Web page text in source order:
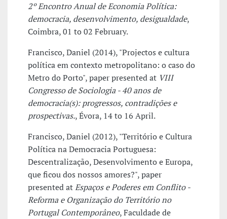
2º Encontro Anual de Economia Política:
democracia, desenvolvimento, desigualdade,
Coimbra, 01 to 02 February.
Francisco, Daniel (2014), "Projectos e cultura
política em contexto metropolitano: o caso do
Metro do Porto", paper presented at VIII
Congresso de Sociologia - 40 anos de
democracia(s): progressos, contradições e
prospectivas., Évora, 14 to 16 April.
Francisco, Daniel (2012), "Território e Cultura
Política na Democracia Portuguesa:
Descentralização, Desenvolvimento e Europa,
que ficou dos nossos amores?", paper
presented atEspaços e Poderes em Conflito -
Reforma e Organização do Território no
Portugal Contemporâneo, Faculdade de